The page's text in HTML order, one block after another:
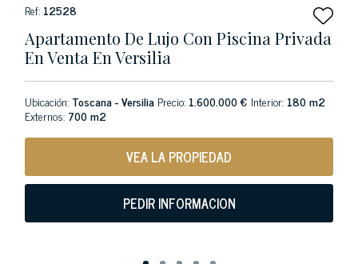
Ref: 12528
Apartamento De Lujo Con Piscina Privada
En Venta En Versilia
Ubicación: Toscana - Versilia Precio: 1.600.000 € Interior: 180 m2
Externos: 700 m2
VEA LA PROPIEDAD
PEDIR INFORMACION